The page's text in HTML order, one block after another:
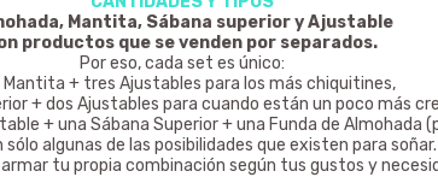
Mantita, Sábana superior y Ajustable
productos que se venden por separados.
Por eso, cada set es único:
Mantita + tres Ajustables para los más chiquitines,
+ dos Ajustables para cuando están un poco más
+ una Sábana Superior + una Funda de Almohada
sólo algunas de las posibilidades que existen para soñar.
tu propia combinación según tus gustos y